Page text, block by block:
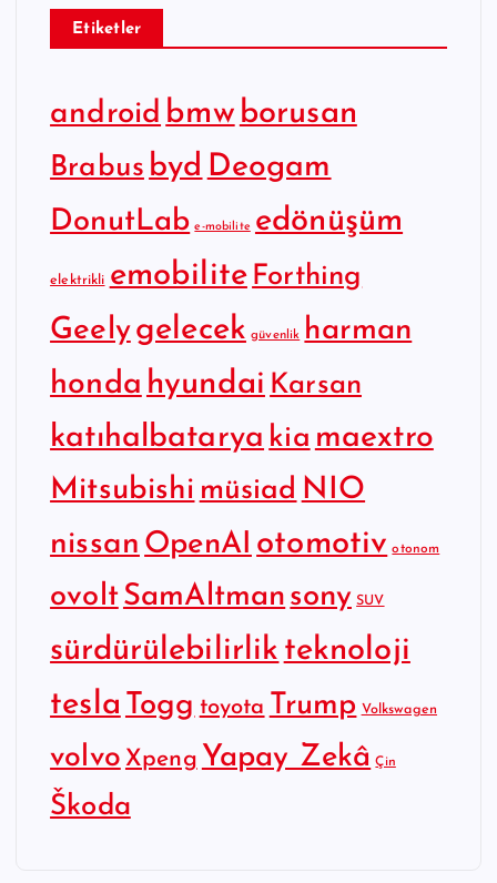
Etiketler
android bmw borusan
Brabus byd Deogam
DonutLab e-mobilite edönüşüm
elektrikli emobilite Forthing
Geelygelecek güvenlik harman
honda hyundai Karsan
katıhalbatarya kia maextro
Mitsubishi müsiad NIO
nissan OpenAI otomotiv otonom
ovoltSamAltman sony SUV
sürdürülebilirlik teknoloji
tesla Togg toyota Trump Volkswagen
volvo Xpeng Yapay Zekâ Çin
Škoda